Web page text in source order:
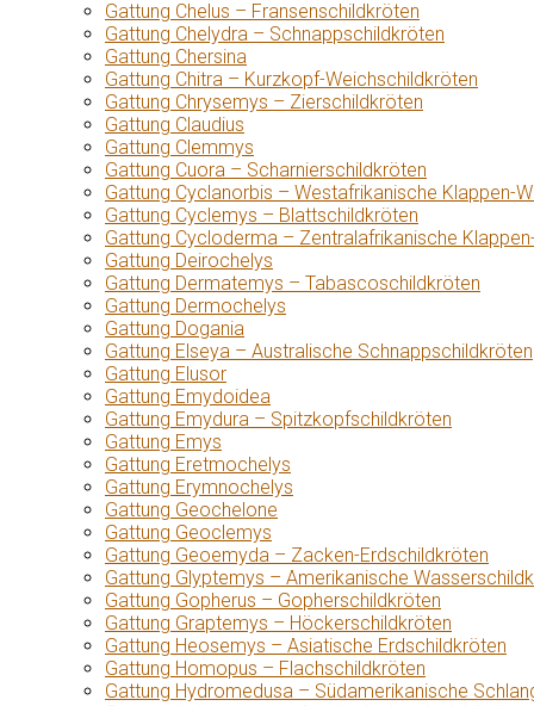
Gattung Chelus – Fransenschildkröten
Gattung Chelydra – Schnappschildkröten
Gattung Chersina
Gattung Chitra – Kurzkopf-Weichschildkröten
Gattung Chrysemys – Zierschildkröten
Gattung Claudius
Gattung Clemmys
Gattung Cuora – Scharnierschildkröten
Gattung Cyclanorbis – Westafrikanische Klappen-
Gattung Cyclemys – Blattschildkröten
Gattung Cycloderma – Zentralafrikanische
Gattung Deirochelys
Gattung Dermatemys – Tabascoschildkröten
Gattung Dermochelys
Gattung Dogania
Gattung Elseya – Australische Schnappschildkröten
Gattung Elusor
Gattung Emydoidea
Gattung Emydura – Spitzkopfschildkröten
Gattung Emys
Gattung Eretmochelys
Gattung Erymnochelys
Gattung Geochelone
Gattung Geoclemys
Gattung Geoemyda – Zacken-Erdschildkröten
Gattung Glyptemys – Amerikanische
Gattung Gopherus – Gopherschildkröten
Gattung Graptemys – Höckerschildkröten
Gattung Heosemys – Asiatische Erdschildkröten
Gattung Homopus – Flachschildkröten
Gattung Hydromedusa – Südamerikanische